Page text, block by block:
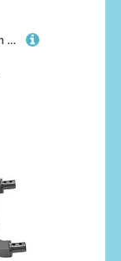
Asyduey 4 StüCke Aluminium RC Auto 12 Mm Sechskant Rad Naben Antrieb Adapter VerläNgerung Kombinierer Koppler für 1/10 RC Crawler Axial SCX10 D90, Schwarz 20 Mm